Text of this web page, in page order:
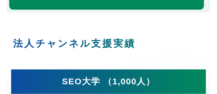
法人チャンネル支援実績
SEO大学 （1,000人）